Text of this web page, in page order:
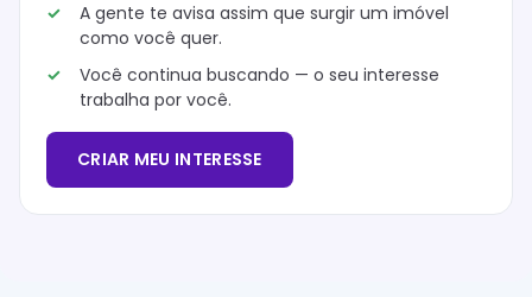
A gente te avisa assim que surgir um imóvel
como você quer.
Você continua buscando — o seu interesse
trabalha por você.
CRIAR MEU INTERESSE